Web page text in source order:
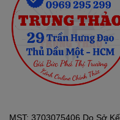
Lỗ thoát nước: Giúp giải
Giỏ đựng đồ: Tăng diện tích
Đèn Led trong lòng tủ:
thực phẩm bên trong.
Nhìn chung Tủ Đông
MST: 3703075406 Do Sở